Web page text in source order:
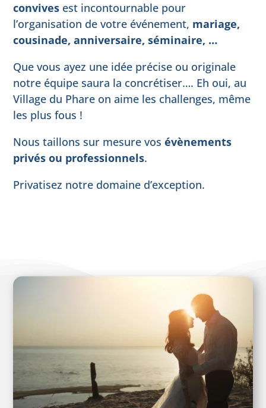
convives est incontournable pour
l’organisation de votre événement, mariage,
cousinade, anniversaire, séminaire, …
Que vous ayez une idée précise ou originale
notre équipe saura la concrétiser…. Eh oui, au
Village du Phare on aime les challenges, même
les plus fous !
Nous taillons sur mesure vosévènements
privés ou professionnels.
Privatisez notre domaine d’exception.